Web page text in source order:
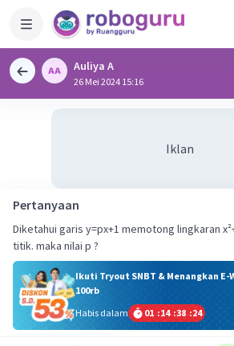
Auliya A
26 Mei 2024 15:16
Iklan
Pertanyaan
Diketahui garis y=px+1 memotong lingkaran
titik. maka nilai p ?
Ikuti Tryout SNBT & Menangkan E-
100rb
Habis dalam
01 :14 :38 :24